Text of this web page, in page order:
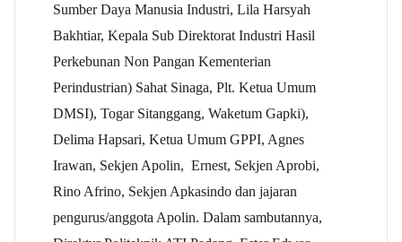
Sumber Daya Manusia Industri, Lila Harsyah
Bakhtiar, Kepala Sub Direktorat Industri Hasil
Perkebunan Non Pangan Kementerian
Perindustrian) Sahat Sinaga, Plt. Ketua Umum
DMSI), Togar Sitanggang, Waketum Gapki),
Delima Hapsari, Ketua Umum GPPI, Agnes
Irawan, Sekjen Apolin, Ernest, Sekjen Aprobi,
Rino Afrino, Sekjen Apkasindo dan jajaran
pengurus/anggota Apolin. Dalam sambutannya,